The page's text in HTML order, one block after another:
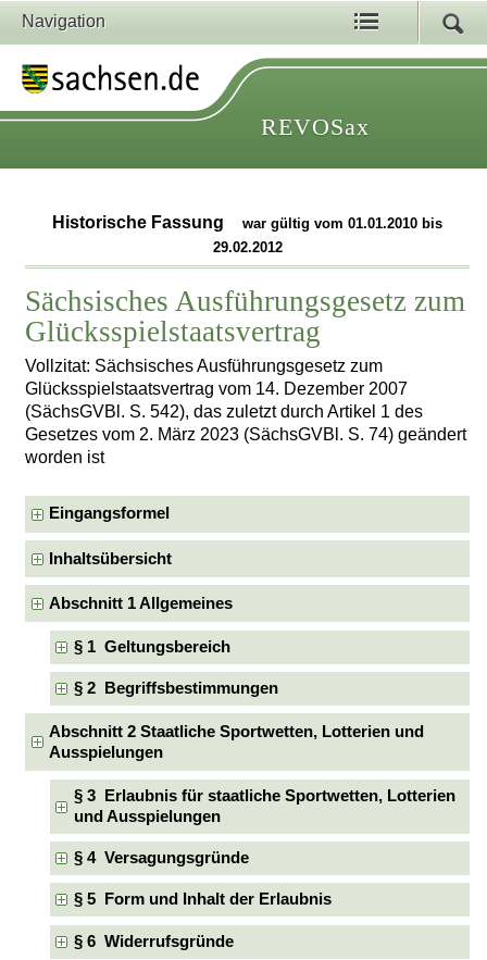
Navigation
REVOSax
Historische Fassung
war gültig vom 01.01.2010 bis
29.02.2012
Sächsisches Ausführungsgesetz zum
Glücksspielstaatsvertrag
Vollzitat: Sächsisches Ausführungsgesetz zum
Glücksspielstaatsvertrag vom 14. Dezember 2007
(SächsGVBl. S. 542), das zuletzt durch Artikel 1 des
Gesetzes vom 2. März 2023 (SächsGVBl. S. 74) geändert
worden ist
Eingangsformel
Inhaltsübersicht
Abschnitt 1 Allgemeines
§ 1 Geltungsbereich
§ 2 Begriffsbestimmungen
Abschnitt 2 Staatliche Sportwetten, Lotterien und
Ausspielungen
§ 3 Erlaubnis für staatliche Sportwetten, Lotterien
und Ausspielungen
§ 4 Versagungsgründe
§ 5 Form und Inhalt der Erlaubnis
§ 6 Widerrufsgründe